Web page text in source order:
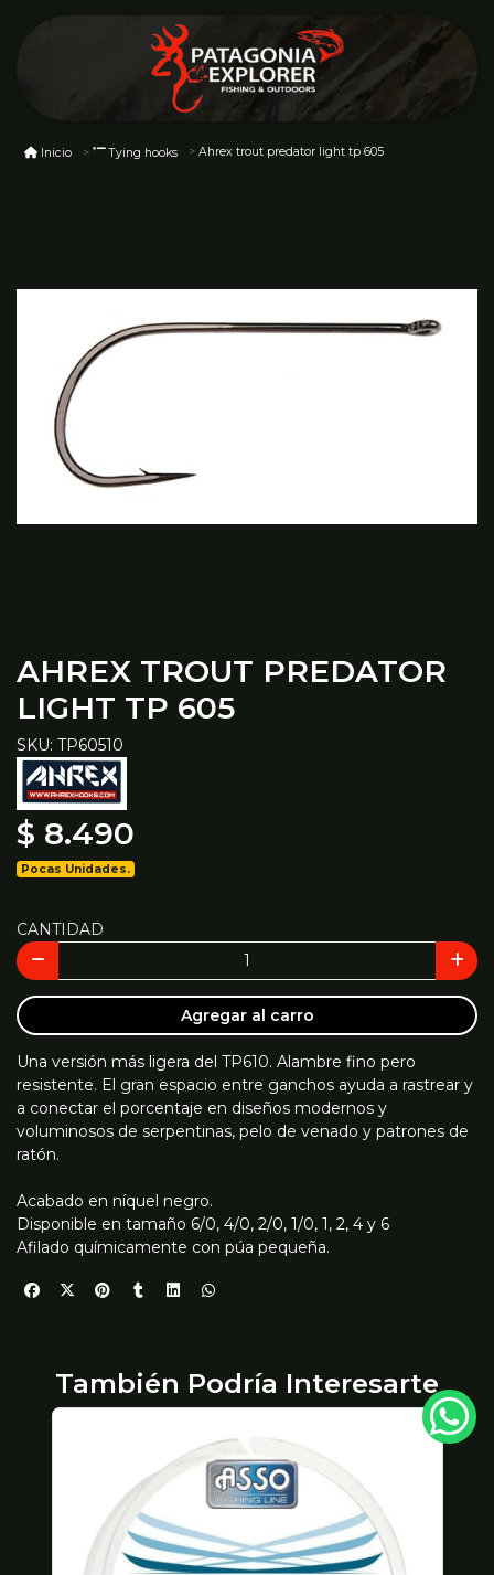
Inicio Tying hooks Ahrex trout predator light tp 605
AHREX TROUT PREDATOR
LIGHT TP 605
SKU: TP60510
$ 8.490
Pocas Unidades.
CANTIDAD
Agregar al carro
Una versión más ligera del TP610. Alambre fino pero
resistente. El gran espacio entre ganchos ayuda a rastrear y
a conectar el porcentaje en diseños modernos y
voluminosos de serpentinas, pelo de venado y patrones de
ratón.
Acabado en níquel negro.
Disponible en tamaño 6/0, 4/0, 2/0, 1/0, 1, 2, 4 y 6
Afilado químicamente con púa pequeña.
También Podría Interesarte